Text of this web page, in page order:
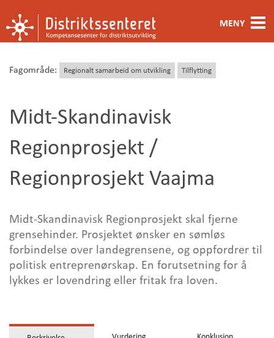
MENY
Ansatte
Kontakt oss
Om oss
Fagområde: Regionalt samarbeid om utvikling Tilflytting
Midt-Skandinavisk
Regionprosjekt /
Regionprosjekt Vaajma
Midt-Skandinavisk Regionprosjekt skal fjerne
grensehinder. Prosjektet ønsker en sømløs
forbindelse over landegrensene, og oppfordrer til
politisk entreprenørskap. En forutsetning for å
lykkes er lovendring eller fritak fra loven.